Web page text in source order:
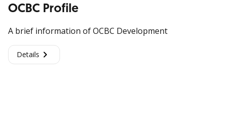
OCBC Profile
A brief information of OCBC Development
Details